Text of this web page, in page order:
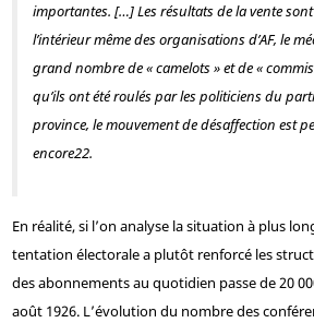
importantes. […] Les résultats de la vente
l’intérieur même des organisations d’AF, le
grand nombre de « camelots » et de «
qu’ils ont été roulés par les politiciens du
province, le mouvement de désaffection est
encore22.
En réalité, si l’on analyse la situation à plus
tentation électorale a plutôt renforcé les
des abonnements au quotidien passe de 20
août 1926. L’évolution du nombre des